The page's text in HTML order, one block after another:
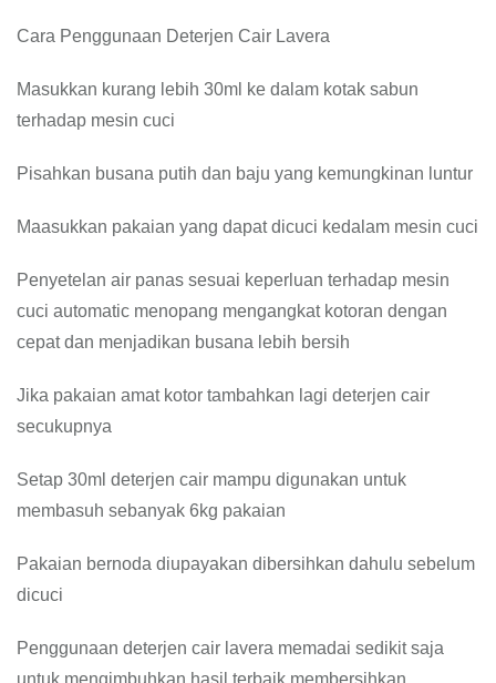
Cara Penggunaan Deterjen Cair Lavera
Masukkan kurang lebih 30ml ke dalam kotak sabun
terhadap mesin cuci
Pisahkan busana putih dan baju yang kemungkinan luntur
Maasukkan pakaian yang dapat dicuci kedalam mesin cuci
Penyetelan air panas sesuai keperluan terhadap mesin
cuci automatic menopang mengangkat kotoran dengan
cepat dan menjadikan busana lebih bersih
Jika pakaian amat kotor tambahkan lagi deterjen cair
secukupnya
Setap 30ml deterjen cair mampu digunakan untuk
membasuh sebanyak 6kg pakaian
Pakaian bernoda diupayakan dibersihkan dahulu sebelum
dicuci
Penggunaan deterjen cair lavera memadai sedikit saja
untuk mengimbuhkan hasil terbaik membersihkan